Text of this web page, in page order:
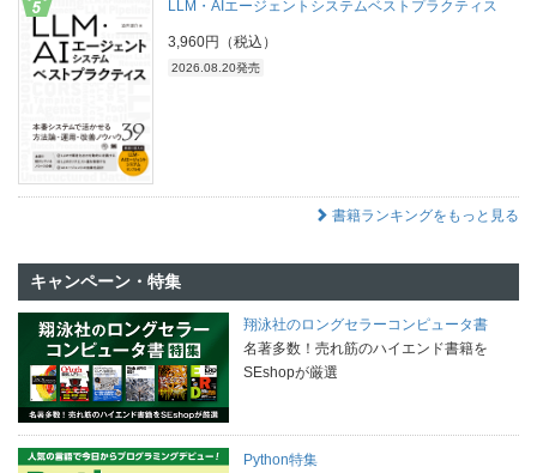
LLM・AIエージェントシステムベストプラクティス
3,960円（税込）
2026.08.20発売
書籍ランキングをもっと見る
キャンペーン・特集
翔泳社のロングセラーコンピュータ書
名著多数！売れ筋のハイエンド書籍を
SEshopが厳選
Python特集